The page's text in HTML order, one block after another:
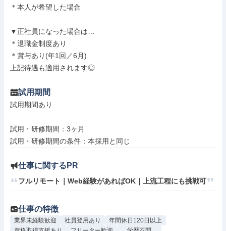
＊本人が希望した場合
▼正社員になった場合は…
＊退職金制度あり
＊賞与あり(年1回／6月)
上記待遇も適用されます◎
試用期間
試用期間あり
試用・研修期間：3ヶ月
仕事に関するPR
フルリモート｜Web経験があればOK｜上流工程にも挑戦可
仕事の特徴
業界未経験歓迎 社員登用あり
年間休日120日以上